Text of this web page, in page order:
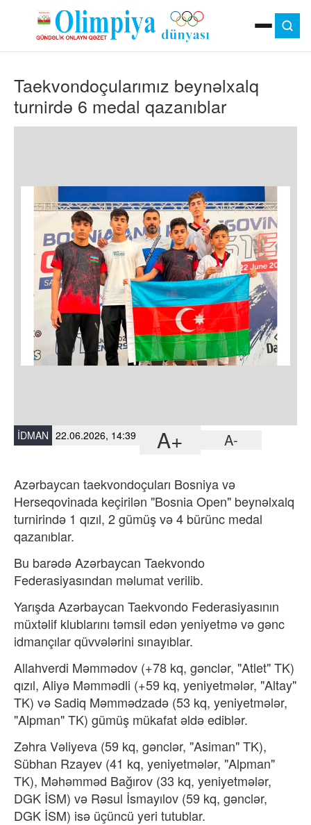
MOK
OLIMPIYA OYUNLARI
ÇAP VERSIYASI
TV
MƏDƏNIYYƏT
MÜSAHIBƏ
Taekvondoçularımız beynəlxalq
turnirdə 6 medal qazanıblar
İDMAN 22.06.2026, 14:39 A+ A-
Azərbaycan taekvondoçuları Bosniya və
Herseqovinada keçirilən "Bosnia Open" beynəlxalq
turnirində 1 qızıl, 2 gümüş və 4 bürünc medal
qazanıblar.
Bu barədəAzərbaycan Taekvondo
Federasiyasından məlumat verilib.
Yarışda Azərbaycan Taekvondo Federasiyasının
müxtəlif klublarını təmsil edən yeniyetmə və gənc
idmançılar qüvvələrini sınayıblar.
Allahverdi Məmmədov (+78 kq, gənclər, "Atlet" TK)
qızıl, Aliyə Məmmədli (+59 kq, yeniyetmələr, "Altay"
TK) və Sadiq Məmmədzadə (53 kq, yeniyetmələr,
"Alpman" TK) gümüş mükafat əldə ediblər.
Zəhra Vəliyeva (59 kq, gənclər, "Asiman" TK),
Sübhan Rzayev (41 kq, yeniyetmələr, "Alpman"
TK), Məhəmməd Bağırov (33 kq, yeniyetmələr,
DGK İSM) və Rəsul İsmayılov (59 kq, gənclər,
DGK İSM) isə üçüncü yeri tutublar.